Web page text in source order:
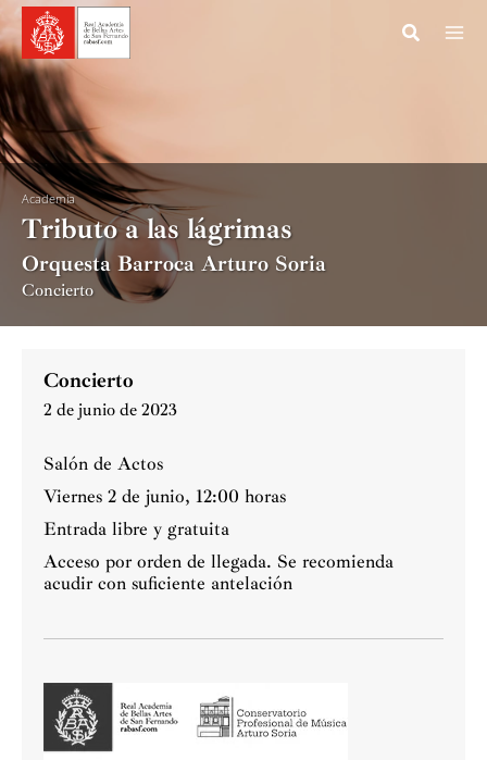
Ir
al
contenido
Academia
Tributo a las lágrimas
Orquesta Barroca Arturo Soria
Concierto
Concierto
2 de junio de 2023
Salón de Actos
Viernes 2 de junio, 12:00 horas
Entrada libre y gratuita
Acceso por orden de llegada. Se recomienda
acudir con suficiente antelación